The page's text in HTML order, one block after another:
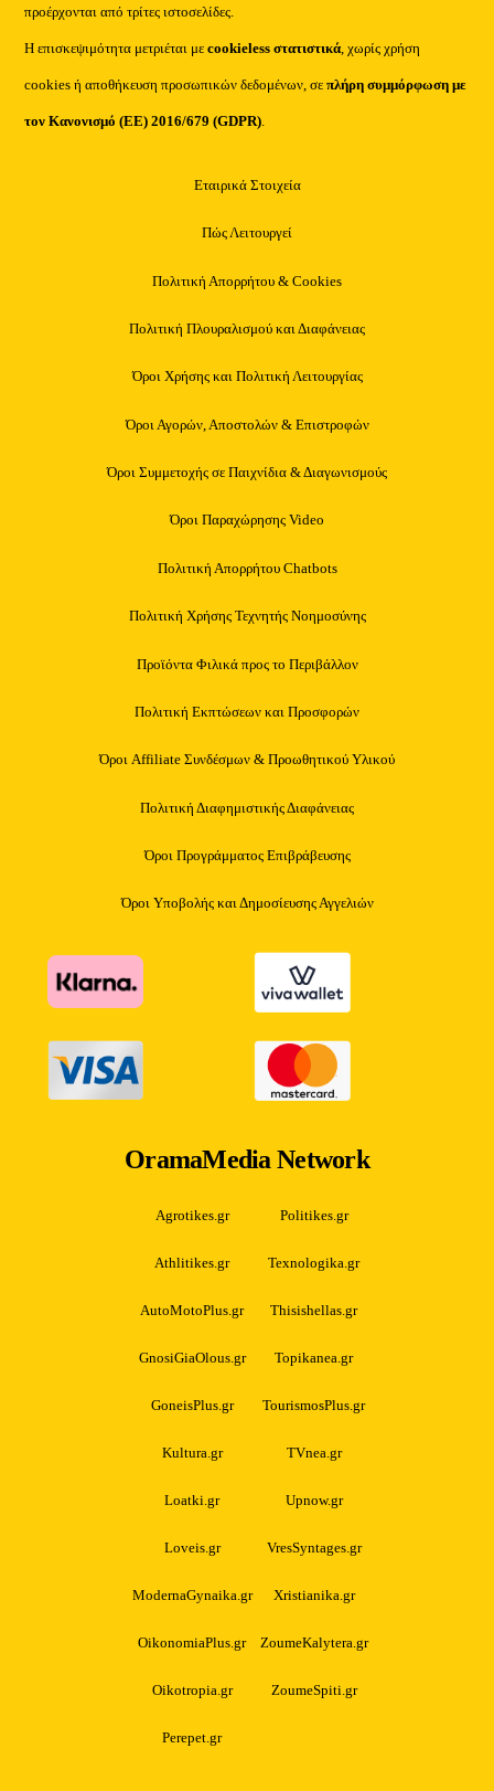
προέρχονται από τρίτες ιστοσελίδες.
Η επισκεψιμότητα μετριέται μεcookieless στατιστικά, χωρίς χρήση
cookies ή αποθήκευση προσωπικών δεδομένων, σεπλήρη συμμόρφωση με
τον Κανονισμό (ΕΕ) 2016/679 (GDPR).
Εταιρικά Στοιχεία
Πώς Λειτουργεί
Πολιτική Απορρήτου & Cookies
Πολιτική Πλουραλισμού και Διαφάνειας
Όροι Χρήσης και Πολιτική Λειτουργίας
Όροι Αγορών, Αποστολών & Επιστροφών
Όροι Συμμετοχής σε Παιχνίδια & Διαγωνισμούς
Όροι Παραχώρησης Video
Πολιτική Απορρήτου Chatbots
Πολιτική Χρήσης Τεχνητής Νοημοσύνης
Προϊόντα Φιλικά προς το Περιβάλλον
Πολιτική Εκπτώσεων και Προσφορών
Όροι Affiliate Συνδέσμων & Προωθητικού Υλικού
Πολιτική Διαφημιστικής Διαφάνειας
Όροι Προγράμματος Επιβράβευσης
Όροι Υποβολής και Δημοσίευσης Αγγελιών
OramaMedia Network
Agrotikes.gr Politikes.gr
Athlitikes.gr Texnologika.gr
AutoMotoPlus.gr Thisishellas.gr
GnosiGiaOlous.gr Topikanea.gr
GoneisPlus.gr TourismosPlus.gr
Kultura.gr TVnea.gr
Loatki.gr Upnow.gr
Loveis.gr VresSyntages.gr
ModernaGynaika.gr Xristianika.gr
OikonomiaPlus.gr ZoumeKalytera.gr
Oikotropia.gr ZoumeSpiti.gr
Perepet.gr